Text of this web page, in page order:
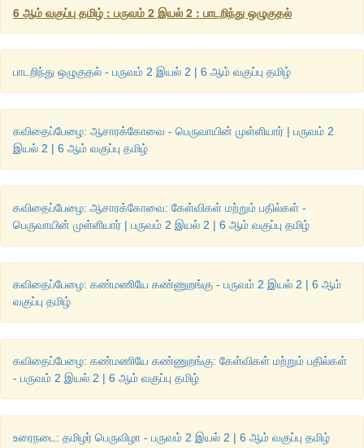
செங்குத்தாக உயரும் ஸ்ரீ பிரகதீஸ்வரர் கோவில் விமானம்
பூசப்பட்ட செம்பு கலசம் 339.5 கிலோ எடையுள்ளது.
20 டன் எடையுள்ள பெரிய காளை,நந்தி, ஒரே கல்லில்
சிவலிங்கம் தலைமை தாங்குகிறது. கோவில் உள் சுவர்களில்
அழகான ஓவியங்கள் மற்றும் சிறப்பான சிற்பங்களால்
கோத்தகிரி மலை வாசஸ்தலம்,குன்னூர் ,ஏற்காடு
உதகமண்டலம் மலைவாசஸ்தலம் ,ஏலகிரி
மலைவாசஸ்தலம்,கொடைக்கானல் மலை வாசஸ்தலம்.
3. மாமல்லபுரச்
விடை
(i)கற்கள் : கருங்கல்,மாக்கல்,பளிங்குக்கல்,சலவைக்கல்.
உலோகம் : பொன் வெண்கலம் செம்பு.
6 ஆம் வகுப்பு தமிழ் : பருவம் 2 இயல் 2 : பாடறிந்து ஒழுகுதல்
பாடறிந்து ஒழுகுதல் - பருவம் 2 இயல் 2 | 6 ஆம் வகுப்பு தமிழ்
கவிதைப்பேழை: ஆசாரக்கோவை - பெருவாயின் முள்ளியார் | பருவம் 2
இயல் 2 | 6 ஆம் வகுப்பு தமிழ்
கவிதைப்பேழை: ஆசாரக்கோவை: கேள்விகள் மற்றும் பதில்கள் -
பெருவாயின் முள்ளியார் | பருவம் 2 இயல் 2 | 6 ஆம் வகுப்பு தமிழ்
கவிதைப்பேழை: கண்மணியே கண்ணுறங்கு - பருவம் 2 இயல் 2 | 6 ஆம்
வகுப்பு தமிழ்
கவிதைப்பேழை: கண்மணியே கண்ணுறங்கு: கேள்விகள் மற்றும் பதில்கள்
- பருவம் 2 இயல் 2 | 6 ஆம் வகுப்பு தமிழ்
உரைநடை: தமிழர் பெருவிழா - பருவம் 2 இயல் 2 | 6 ஆம் வகுப்பு தமிழ்